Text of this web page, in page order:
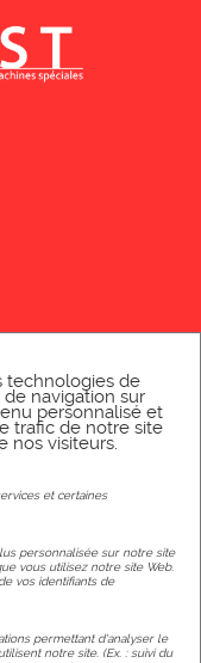
Legal Notice
technologies de
navigation sur
personnalisé et
trafic de notre site
nos visiteurs.
et certaines
personnalisée sur notre site
vous utilisez notre site Web.
vos identifiants de
permettant d'analyser le
notre site. (Ex. : suivi du